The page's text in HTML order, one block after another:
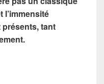
l’immensité
tant